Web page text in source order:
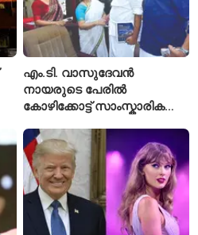
എം.ടി. വാസുദേവൻ
നായരുടെ പേരിൽ
കോഴിക്കോട്ട് സാംസ്കാരിക
പ്രവർത്തനങ്ങൾക്ക് ₹50
കോടി